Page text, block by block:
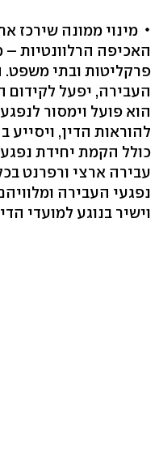
מינוי ממונה שירכז
האכיפה הרלוונטיות
פרקליטות ובתי משפט.
העבירה, יפעל לקידום
הוא פועל וימסור
להוראות הדין,
כולל הקמת יחידת
עבירה ארצי ורפרנט
נפגעי העבירה
וישיר בנוגע למועדי